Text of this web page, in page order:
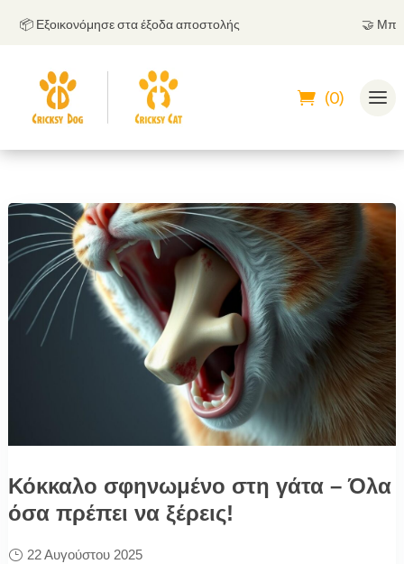
Εξοικονόμησε στα έξοδα αποστολής
(0)
Κόκκαλο σφηνωμένο στη γάτα – Όλα
όσα πρέπει να ξέρεις!
22 Αυγούστου 2025